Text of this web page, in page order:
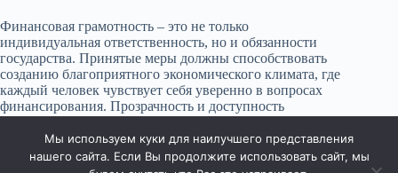
Финансовая грамотность – это не только
индивидуальная ответственность, но и обязанности
государства. Принятые меры должны способствовать
созданию благоприятного экономического климата, где
каждый человек чувствует себя уверенно в вопросах
финансирования. Прозрачность и доступность
отношение к деньгам.
Мы используем куки для наилучшего представления
нашего сайта. Если Вы продолжите использовать сайт, мы